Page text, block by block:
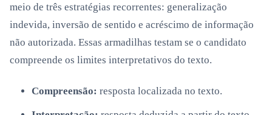
meio de três estratégias recorrentes: generalização
indevida, inversão de sentido e acréscimo de informação
não autorizada. Essas armadilhas testam se o candidato
compreende os limites interpretativos do texto.
Compreensão: resposta localizada no texto.